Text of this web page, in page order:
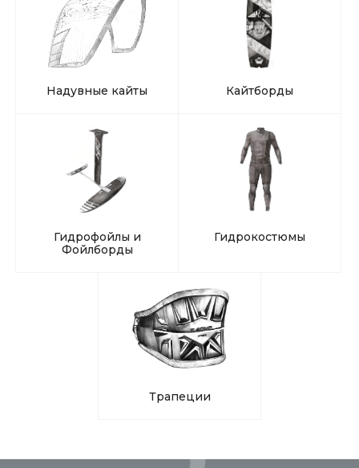
Надувные кайты Кайтборды
Гидрофойлы и
Фойлборды
Гидрокостюмы
Трапеции